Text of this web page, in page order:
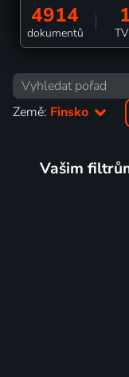
4914
dokumentů
Země: Finsko
Vašim